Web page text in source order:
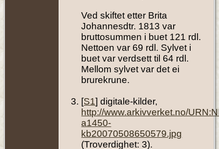
Ved skiftet etter Brita
Johannesdtr. 1813 var
bruttosummen i buet 121 rdl.
Nettoen var 69 rdl. Sylvet i
buet var verdsett til 64 rdl.
Mellom sylvet var det ei
brurekrune.
[S1] digitale-kilder,
http://www.arkivverket.no/
a1450-
kb20070508650579.jpg
(Troverdighet: 3).